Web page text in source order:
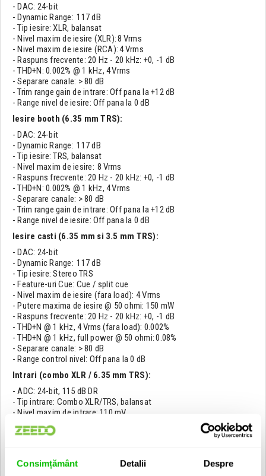
Consimțământ Detalii Despre
- DAC: 24-bit
- Dynamic Range: 117 dB
- Tip iesire: XLR, balansat
- Nivel maxim de iesire (XLR): 8 Vrms
- Nivel maxim de iesire (RCA): 4 Vrms
- Raspuns frecvente: 20 Hz - 20 kHz: +0, -1 dB
- THD+N: 0.002% @ 1 kHz, 4 Vrms
- Separare canale: > 80 dB
- Trim range gain de intrare: Off pana la +12 dB
- Range nivel de iesire: Off pana la 0 dB
Iesire booth (6.35 mm TRS):
- DAC: 24-bit
- Dynamic Range: 117 dB
- Tip iesire: TRS, balansat
- Nivel maxim de iesire: 8 Vrms
- Raspuns frecvente: 20 Hz - 20 kHz: +0, -1 dB
- THD+N: 0.002% @ 1 kHz, 4 Vrms
- Separare canale: > 80 dB
- Trim range gain de intrare: Off pana la +12 dB
- Range nivel de iesire: Off pana la 0 dB
Iesire casti (6.35 mm si 3.5 mm TRS):
- DAC: 24-bit
- Dynamic Range: 117 dB
- Tip iesire: Stereo TRS
- Feature-uri Cue: Cue / split cue
- Nivel maxim de iesire (fara load): 4 Vrms
- Putere maxima de iesire @ 50 ohmi: 150 mW
- Raspuns frecvente: 20 Hz - 20 kHz: +0, -1 dB
- THD+N @ 1 kHz, 4 Vrms (fara load): 0.002%
- THD+N @ 1 kHz, full power @ 50 ohmi: 0.08%
- Separare canale: > 80 dB
- Range control nivel: Off pana la 0 dB
Intrari (combo XLR / 6.35 mm TRS):
- ADC: 24-bit, 115 dB DR
- Tip intrare: Combo XLR/TRS, balansat
- Nivel maxim de intrare: 110 mV
- Gain analogic: 25 dB
- Gain maxim sistem: 60 dB
- THD+N @ 0.1 Vin, Gain = 25 dB: 0.015% (100 Hz-20 kHz)